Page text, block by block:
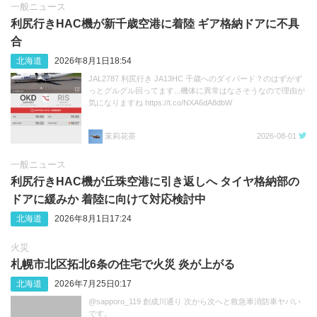
一般ニュース
利尻行きHAC機が新千歳空港に着陸 ギア格納ドアに不具
合
北海道 2026年8月1日18:54
JAL2787 利尻行き JA13HC 千歳へのダイバード？のはずがず
っとグルグル回ってます...機体に異常はなさそうなので理由が
気になりますね https://t.co/NXA6dA8dbW
茉莉花茶 2026-08-01
一般ニュース
利尻行きHAC機が丘珠空港に引き返しへ タイヤ格納部の
ドアに緩みか 着陸に向けて対応検討中
北海道 2026年8月1日17:24
火災
札幌市北区拓北6条の住宅で火災 炎が上がる
北海道 2026年7月25日0:17
@sapporo_119 創成川通り 次から次へと救急車消防車ヤバい
です。